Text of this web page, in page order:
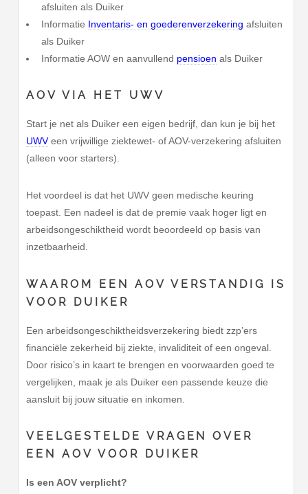
afsluiten als Duiker
Informatie Inventaris- en goederenverzekering afsluiten
als Duiker
Informatie AOW en aanvullend pensioen als Duiker
AOV VIA HET UWV
Start je net als Duiker een eigen bedrijf, dan kun je bij het
UWVeen vrijwillige ziektewet- of AOV-verzekering afsluiten
(alleen voor starters).
Het voordeel is dat het UWV geen medische keuring
toepast. Een nadeel is dat de premie vaak hoger ligt en
arbeidsongeschiktheid wordt beoordeeld op basis van
inzetbaarheid.
WAAROM EEN AOV VERSTANDIG IS
VOOR DUIKER
Een arbeidsongeschiktheidsverzekering biedt zzp’ers
financiële zekerheid bij ziekte, invaliditeit of een ongeval.
Door risico’s in kaart te brengen en voorwaarden goed te
vergelijken, maak je als Duiker een passende keuze die
aansluit bij jouw situatie en inkomen.
VEELGESTELDE VRAGEN OVER
EEN AOV VOOR DUIKER
Is een AOV verplicht?